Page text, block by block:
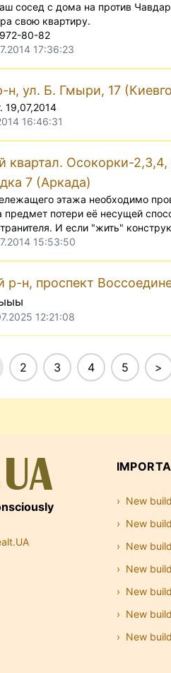
сосед с дома на против
свою квартиру.
80-82
17:36:23
н, ул. Б. Гмыри, 17
19,07,2014
16:46:31
Осокорки-2,3,4,
7 (Аркада)
этажа необходимо
предмет потери её несущей
И если "жить"
15:53:50
р-н, проспект
12:21:08
2 3 4 5 >
New
New
New
New
New
New
New